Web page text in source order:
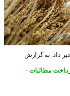
مرداد ماه خبر داد. به گزارش
مطالبات-